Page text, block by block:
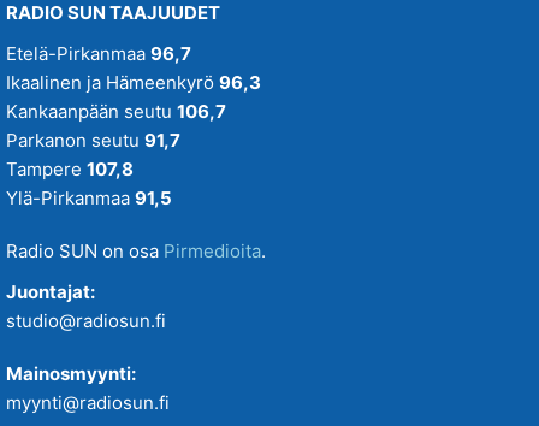
RADIO SUN TAAJUUDET
Etelä-Pirkanmaa 96,7
Ikaalinen ja Hämeenkyrö 96,3
Kankaanpään seutu 106,7
Parkanon seutu 91,7
Tampere 107,8
Ylä-Pirkanmaa 91,5
Radio SUN on osa Pirmedioita.
Juontajat:
studio@radiosun.fi
Mainosmyynti:
myynti@radiosun.fi